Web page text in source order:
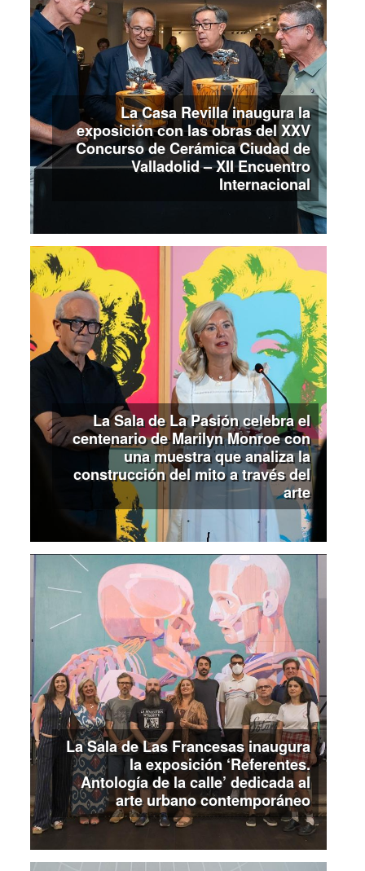
La Casa Revilla inaugura la
exposición con las obras del XXV
Concurso de Cerámica Ciudad de
Valladolid – XII Encuentro
Internacional
La Sala de La Pasión celebra el
centenario de Marilyn Monroe con
una muestra que analiza la
construcción del mito a través del
arte
La Sala de Las Francesas inaugura
la exposición ‘Referentes.
Antología de la calle’ dedicada al
arte urbano contemporáneo